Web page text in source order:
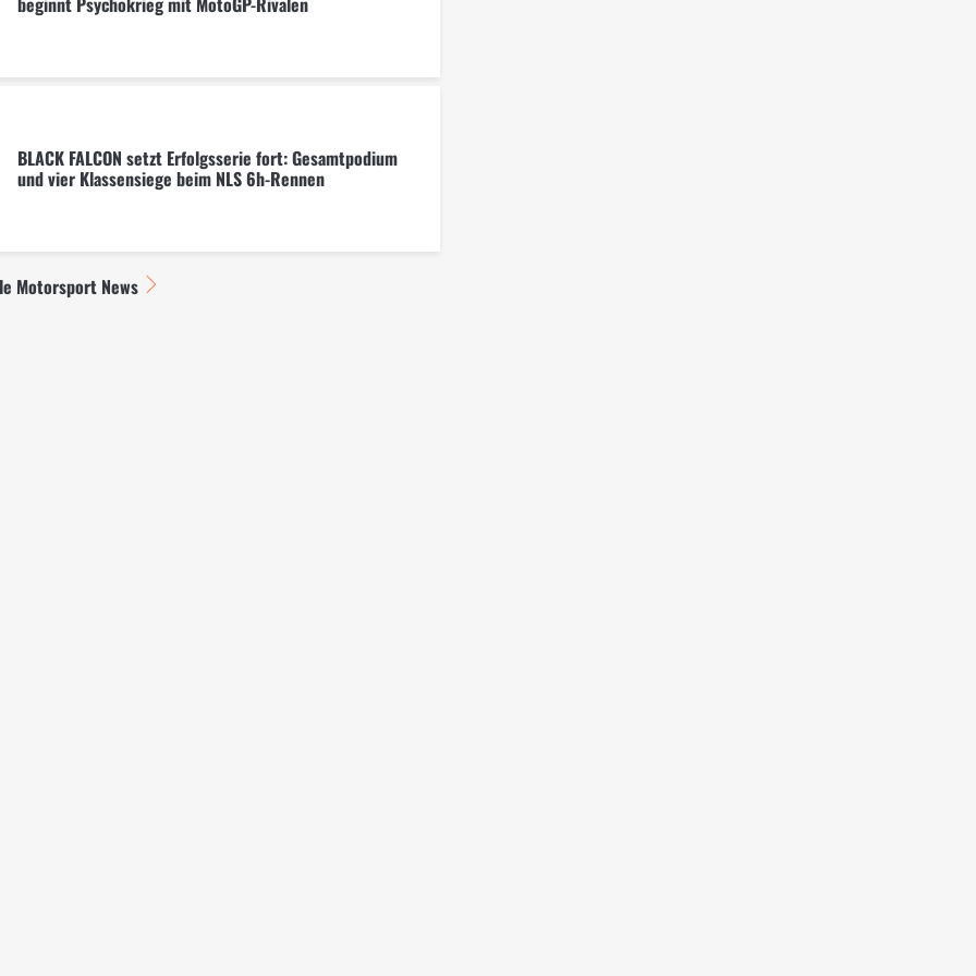
BLACK FALCON setzt Erfolgsserie fort: Gesamtpodium
und vier Klassensiege beim NLS 6h-Rennen
Motorsport News